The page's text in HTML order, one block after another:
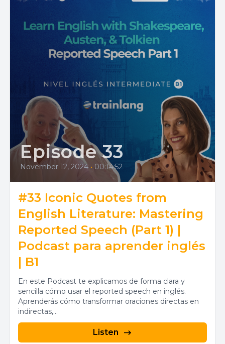
Episode 33
November 12, 2024 • 00:14:52
#33 Iconic Quotes from
English Literature: Mastering
Reported Speech (Part 1) |
Podcast para aprender inglés
| B1
En este Podcast te explicamos de forma clara y
sencilla cómo usar el reported speech en inglés.
Aprenderás cómo transformar oraciones directas en
indirectas,...
Listen